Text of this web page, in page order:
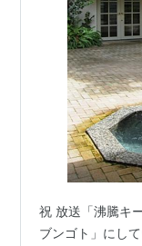
祝 放送「沸騰キ
ブンゴト」にし